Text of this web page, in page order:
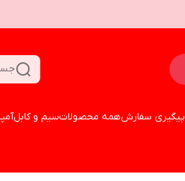
پیگیری سفارشهمه محصولاتسیم و کابل